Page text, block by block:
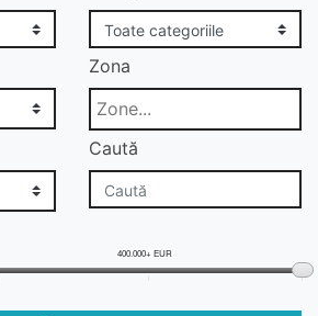
Zona
Caută
400.000+ EUR